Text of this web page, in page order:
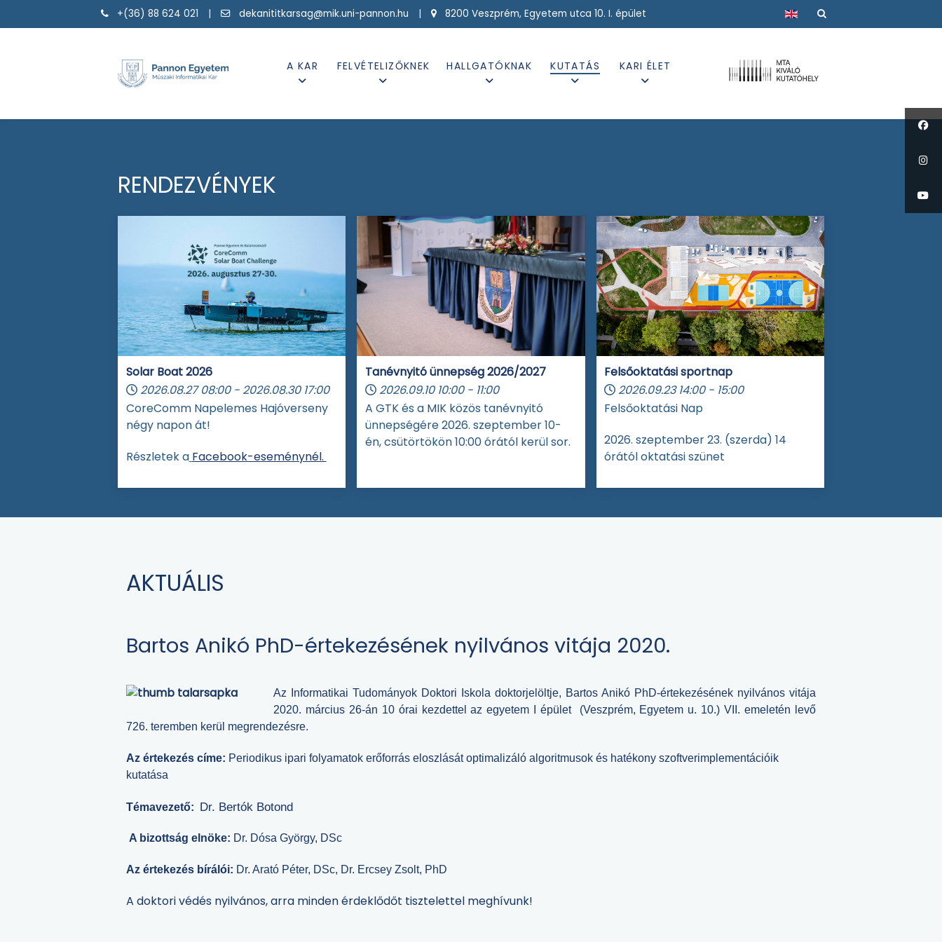
+(36) 88 624 021 | dekanititkarsag@mik.uni-pannon.hu | 8200 Veszprém, Egyetem utca 10. I. épület Válasszon nyelvet
A KAR FELVÉTELIZŐKNEK HALLGATÓKNAK KUTATÁS KARI ÉLET
RENDEZVÉNYEK
Solar Boat 2026
2026.08.27 08:00 - 2026.08.30 17:00
CoreComm Napelemes Hajóverseny
négy napon át!
Részletek a Facebook-eseménynél.
Tanévnyitó ünnepség 2026/2027
2026.09.10 10:00 - 11:00
A GTK és a MIK közös tanévnyitó
ünnepségére 2026. szeptember 10-
én, csütörtökön 10:00 órától kerül sor.
Felsőoktatási sportnap
2026.09.23 14:00 - 15:00
Felsőoktatási Nap
2026. szeptember 23. (szerda) 14
órától oktatási szünet
AKTUÁLIS
Bartos Anikó PhD-értekezésének nyilvános vitája 2020.
Az Informatikai Tudományok Doktori Iskola doktorjelöltje, Bartos Anikó PhD-értekezésének nyilvános vitája
2020. március 26-án 10 órai kezdettel az egyetem I épület (Veszprém, Egyetem u. 10.) VII. emeletén levő
726. teremben kerül megrendezésre.
Az értekezés címe: Periodikus ipari folyamatok erőforrás eloszlását optimalizáló algoritmusok és hatékony szoftverimplementációik
kutatása
Témavezető: Dr. Bertók Botond
A bizottság elnöke: Dr. Dósa György, DSc
Az értekezés bírálói: Dr. Arató Péter, DSc, Dr. Ercsey Zsolt, PhD
A doktori védés nyilvános, arra minden érdeklődőt tisztelettel meghívunk!